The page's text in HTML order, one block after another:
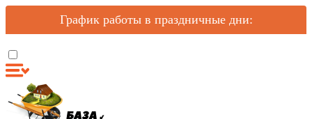
График работы в праздничные дни: